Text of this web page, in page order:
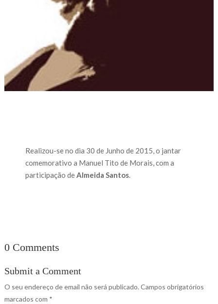
Realizou-se no dia 30 de Junho de 2015, o jantar
comemorativo a Manuel Tito de Morais, com a
participação deAlmeida Santos.
0 Comments
Submit a Comment
O seu endereço de email não será publicado. Campos obrigatórios
marcados com *